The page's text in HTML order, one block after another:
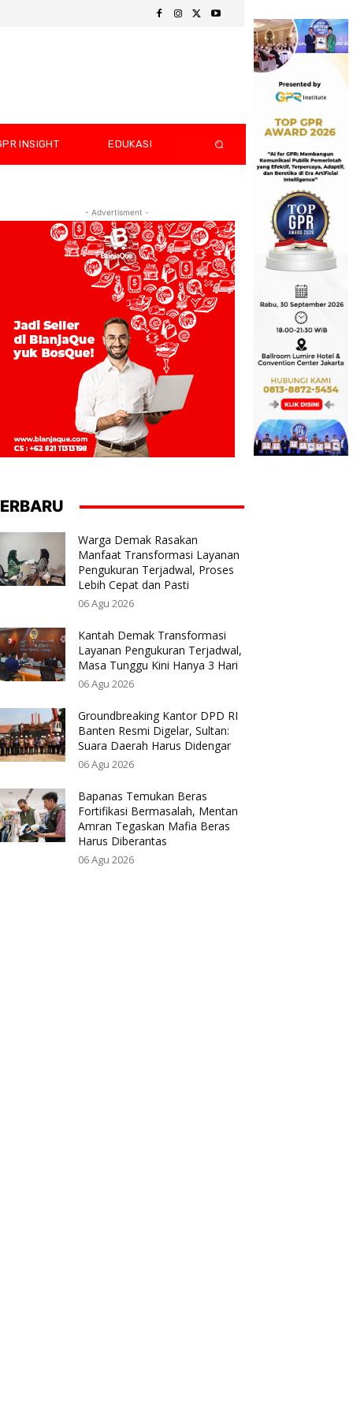
INSIGHT EDUKASI
- Advertisment -
Warga Demak Rasakan
Manfaat Transformasi Layanan
Pengukuran Terjadwal, Proses
Lebih Cepat dan Pasti
06 Agu 2026
Kantah Demak Transformasi
Layanan Pengukuran Terjadwal,
Masa Tunggu Kini Hanya 3 Hari
06 Agu 2026
Groundbreaking Kantor DPD RI
Banten Resmi Digelar, Sultan:
Suara Daerah Harus Didengar
06 Agu 2026
Bapanas Temukan Beras
Fortifikasi Bermasalah, Mentan
Amran Tegaskan Mafia Beras
Harus Diberantas
06 Agu 2026